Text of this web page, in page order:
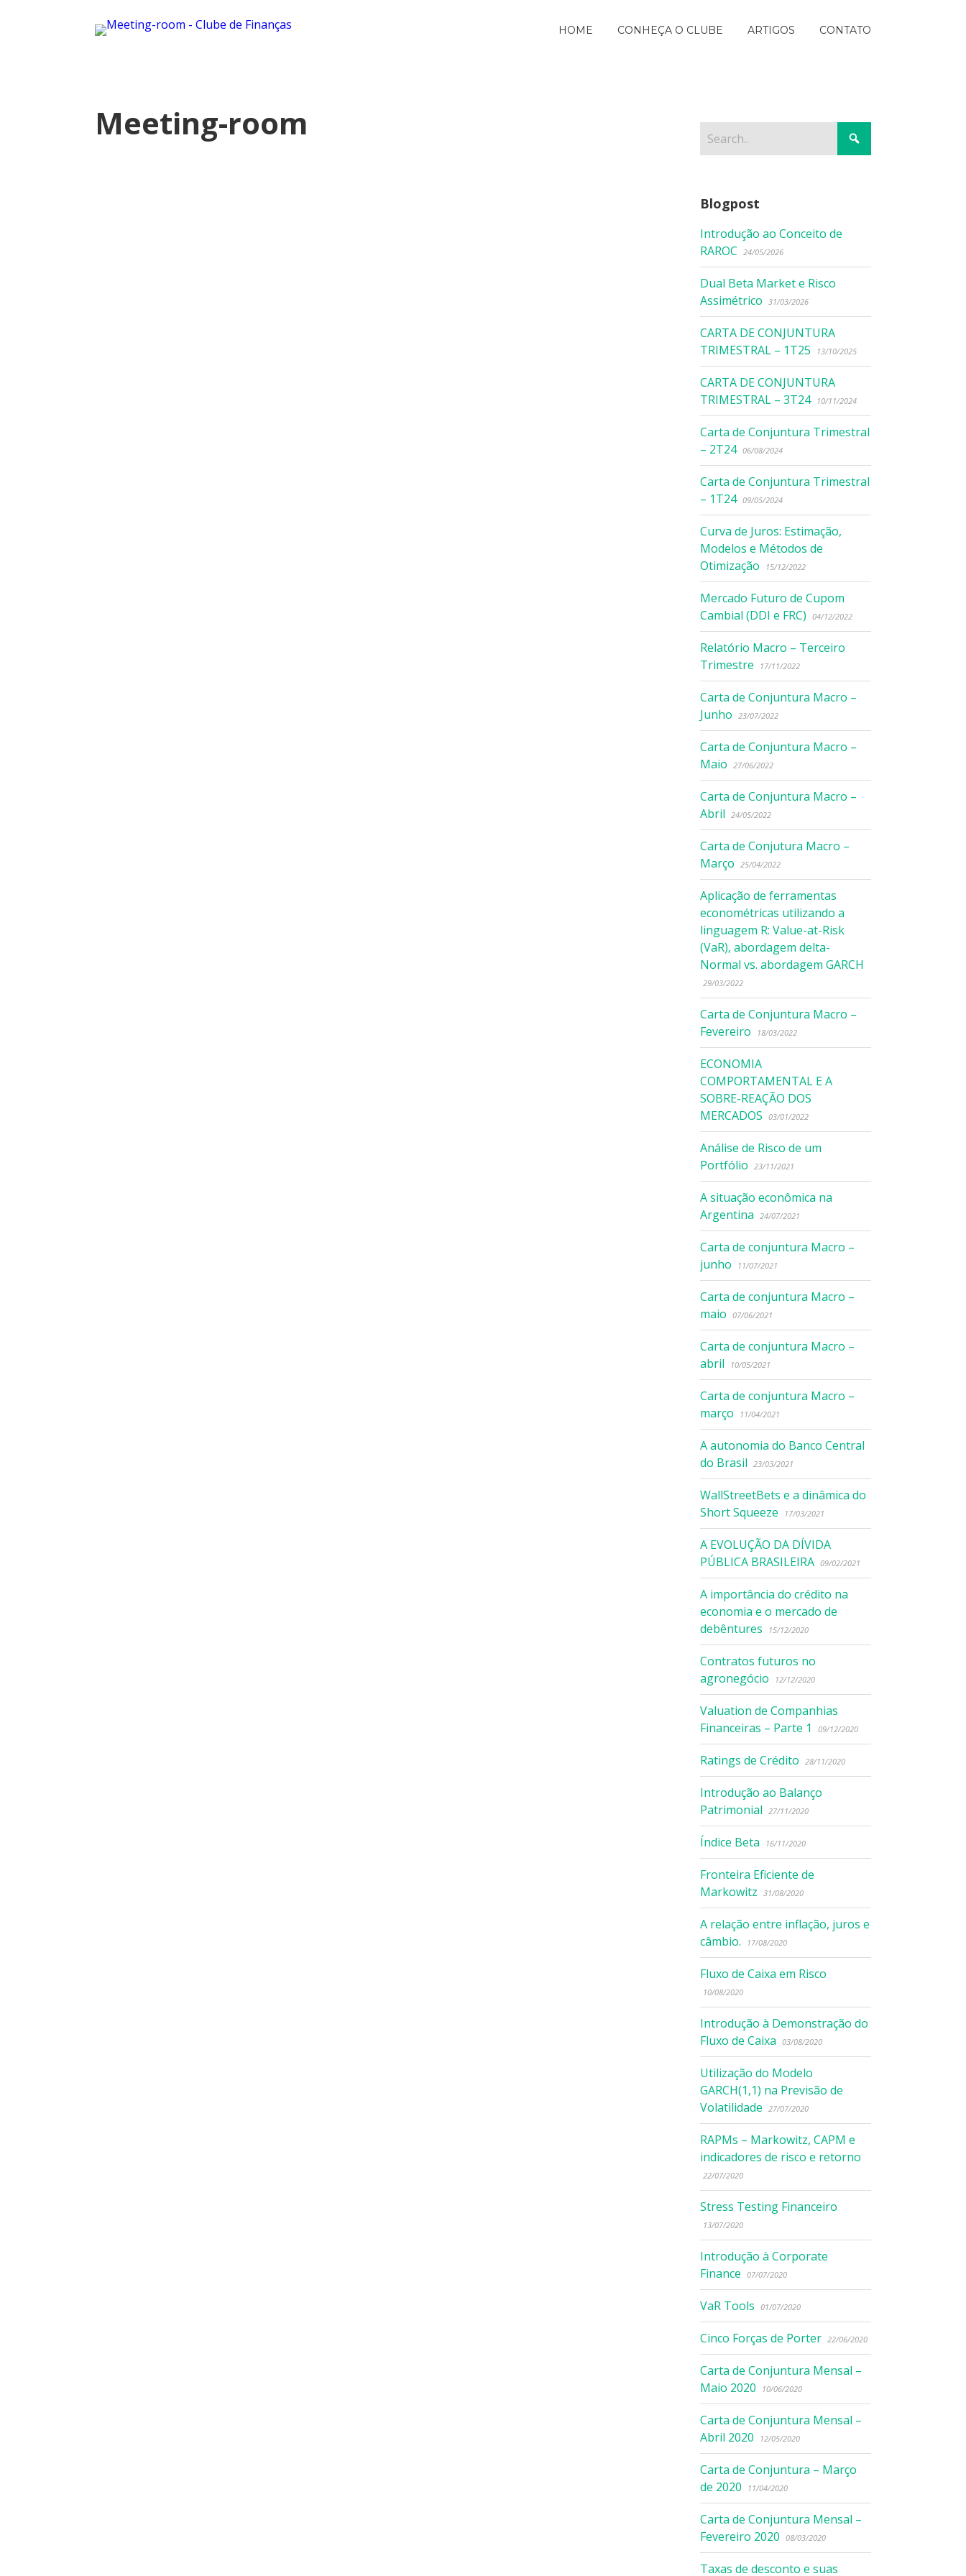
HOME CONHEÇA O CLUBE ARTIGOS CONTATO
Meeting-room
Blogpost
Introdução ao Conceito de
RAROC
24/05/2026
Dual Beta Market e Risco
Assimétrico
31/03/2026
CARTA DE CONJUNTURA
TRIMESTRAL – 1T25
13/10/2025
CARTA DE CONJUNTURA
TRIMESTRAL – 3T24
10/11/2024
Carta de Conjuntura Trimestral
– 2T24 06/08/2024
Carta de Conjuntura Trimestral
– 1T24 09/05/2024
Curva de Juros: Estimação,
Modelos e Métodos de
Otimização
15/12/2022
Mercado Futuro de Cupom
Cambial (DDI e FRC)
04/12/2022
Relatório Macro – Terceiro
Trimestre
17/11/2022
Carta de Conjuntura Macro –
Junho
23/07/2022
Carta de Conjuntura Macro –
Maio
27/06/2022
Carta de Conjuntura Macro –
Abril
24/05/2022
Carta de Conjutura Macro –
Março
25/04/2022
Aplicação de ferramentas
econométricas utilizando a
linguagem R: Value-at-Risk
(VaR), abordagem delta-
Normal vs. abordagem GARCH
29/03/2022
Carta de Conjuntura Macro –
Fevereiro
18/03/2022
ECONOMIA
COMPORTAMENTAL E A
SOBRE-REAÇÃO DOS
MERCADOS
03/01/2022
Análise de Risco de um
Portfólio
23/11/2021
A situação econômica na
Argentina
24/07/2021
Carta de conjuntura Macro –
junho
11/07/2021
Carta de conjuntura Macro –
maio
07/06/2021
Carta de conjuntura Macro –
abril
10/05/2021
Carta de conjuntura Macro –
março
11/04/2021
A autonomia do Banco Central
do Brasil
23/03/2021
WallStreetBets e a dinâmica do
Short Squeeze
17/03/2021
A EVOLUÇÃO DA DÍVIDA
PÚBLICA BRASILEIRA 09/02/2021
A importância do crédito na
economia e o mercado de
debêntures
15/12/2020
Contratos futuros no
agronegócio
12/12/2020
Valuation de Companhias
Financeiras – Parte 1
09/12/2020
Ratings de Crédito 28/11/2020
Introdução ao Balanço
Patrimonial
27/11/2020
Índice Beta 16/11/2020
Fronteira Eficiente de
Markowitz
31/08/2020
A relação entre inflação, juros e
câmbio.
17/08/2020
Fluxo de Caixa em Risco
10/08/2020
Introdução à Demonstração do
Fluxo de Caixa
03/08/2020
Utilização do Modelo
GARCH(1,1) na Previsão de
Volatilidade
27/07/2020
RAPMs – Markowitz, CAPM e
indicadores de risco e retorno
22/07/2020
Stress Testing Financeiro
13/07/2020
Introdução à Corporate
Finance
07/07/2020
VaR Tools 01/07/2020
Cinco Forças de Porter 22/06/2020
Carta de Conjuntura Mensal –
Maio 2020
10/06/2020
Carta de Conjuntura Mensal –
Abril 2020
12/05/2020
Carta de Conjuntura – Março
de 2020
11/04/2020
Carta de Conjuntura Mensal –
Fevereiro 2020
08/03/2020
Taxas de desconto e suas